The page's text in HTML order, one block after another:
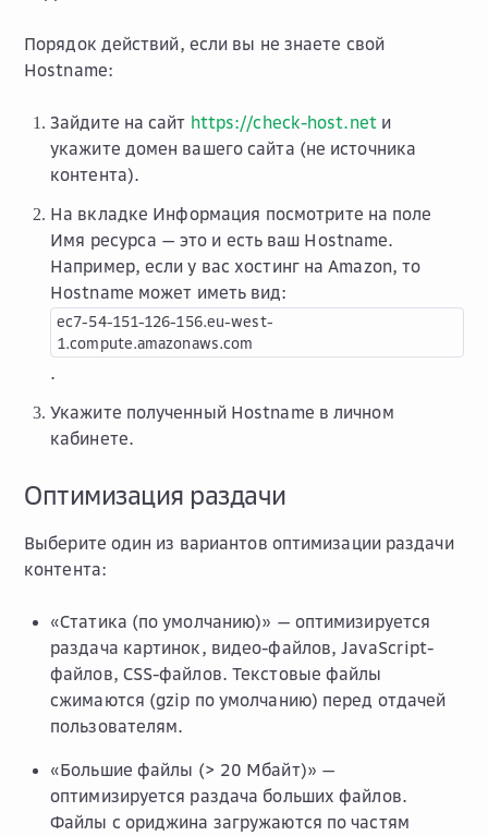
Порядок действий, если вы не знаете свой
Hostname:
Зайдите на сайт https://check-host.netи
укажите домен вашего сайта (не источника
контента).
На вкладке Информация посмотрите на поле
Имя ресурса — это и есть ваш Hostname.
Например, если у вас хостинг на Amazon, то
Hostname может иметь вид:
ec7-54-151-126-156.eu-west-
1.compute.amazonaws.com
.
Укажите полученный Hostname в личном
кабинете.
Оптимизация раздачи
Выберите один из вариантов оптимизации раздачи
контента:
«Статика (по умолчанию)» — оптимизируется
раздача картинок, видео-файлов, JavaScript-
файлов, CSS-файлов. Текстовые файлы
сжимаются (gzip по умолчанию) перед отдачей
пользователям.
«Большие файлы (> 20 Мбайт)» —
оптимизируется раздача больших файлов.
Файлы с ориджина загружаются по частям